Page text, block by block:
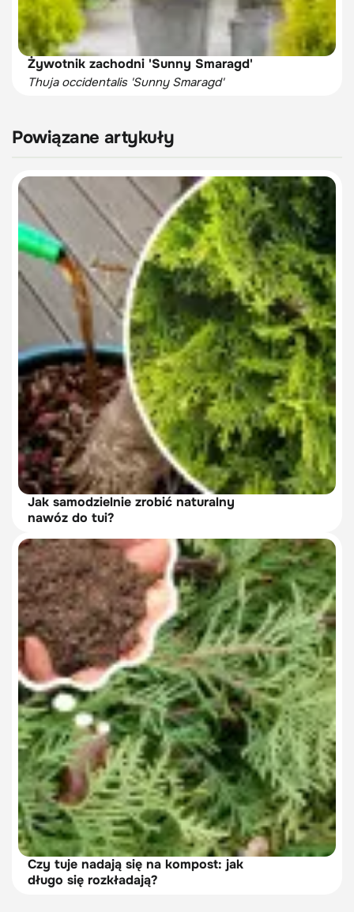
Żywotnik zachodni 'Sunny Smaragd'
Thuja occidentalis 'Sunny Smaragd'
Powiązane artykuły
Jak samodzielnie zrobić naturalny
nawóz do tui?
Czy tuje nadają się na kompost: jak
długo się rozkładają?